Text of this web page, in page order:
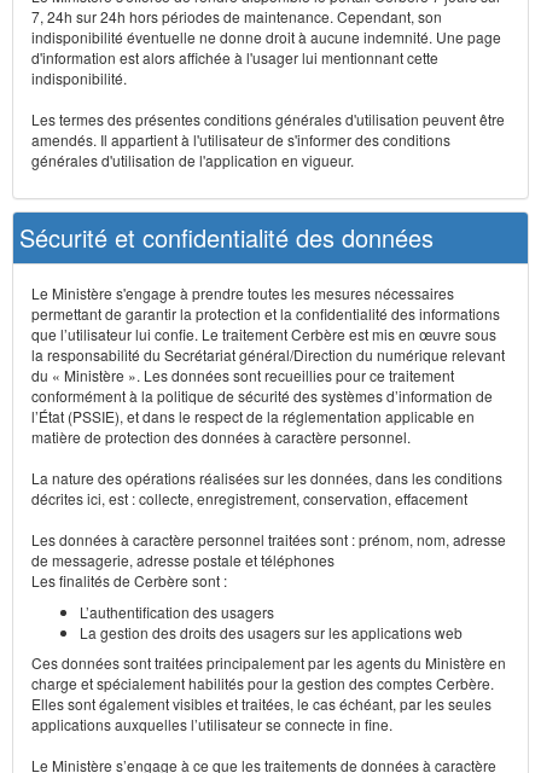
7, 24h sur 24h hors périodes de maintenance. Cependant, son
indisponibilité éventuelle ne donne droit à aucune indemnité. Une page
d'information est alors affichée à l'usager lui mentionnant cette
indisponibilité.
Les termes des présentes conditions générales d'utilisation peuvent être
amendés. Il appartient à l'utilisateur de s'informer des conditions
générales d'utilisation de l'application en vigueur.
Sécurité et confidentialité des données
Le Ministère s'engage à prendre toutes les mesures nécessaires
permettant de garantir la protection et la confidentialité des informations
que l’utilisateur lui confie. Le traitement Cerbère est mis en œuvre sous
la responsabilité du Secrétariat général/Direction du numérique relevant
du « Ministère ». Les données sont recueillies pour ce traitement
conformément à la politique de sécurité des systèmes d’information de
l’État (PSSIE), et dans le respect de la réglementation applicable en
matière de protection des données à caractère personnel.
La nature des opérations réalisées sur les données, dans les conditions
décrites ici, est : collecte, enregistrement, conservation, effacement
Les données à caractère personnel traitées sont : prénom, nom, adresse
de messagerie, adresse postale et téléphones
Les finalités de Cerbère sont :
L’authentification des usagers
La gestion des droits des usagers sur les applications web
Ces données sont traitées principalement par les agents du Ministère en
charge et spécialement habilités pour la gestion des comptes Cerbère.
Elles sont également visibles et traitées, le cas échéant, par les seules
applications auxquelles l’utilisateur se connecte in fine.
Le Ministère s’engage à ce que les traitements de données à caractère